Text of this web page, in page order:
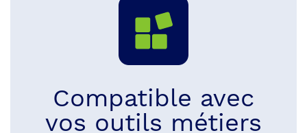
Compatible avec
vos outils métiers